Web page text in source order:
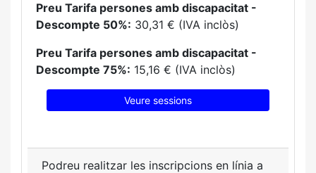
Preu Tarifa persones amb discapacitat -
Descompte 50%: 30,31 € (IVA inclòs)
Preu Tarifa persones amb discapacitat -
Descompte 75%: 15,16 € (IVA inclòs)
Veure sessions
Podreu realitzar les inscripcions en línia a